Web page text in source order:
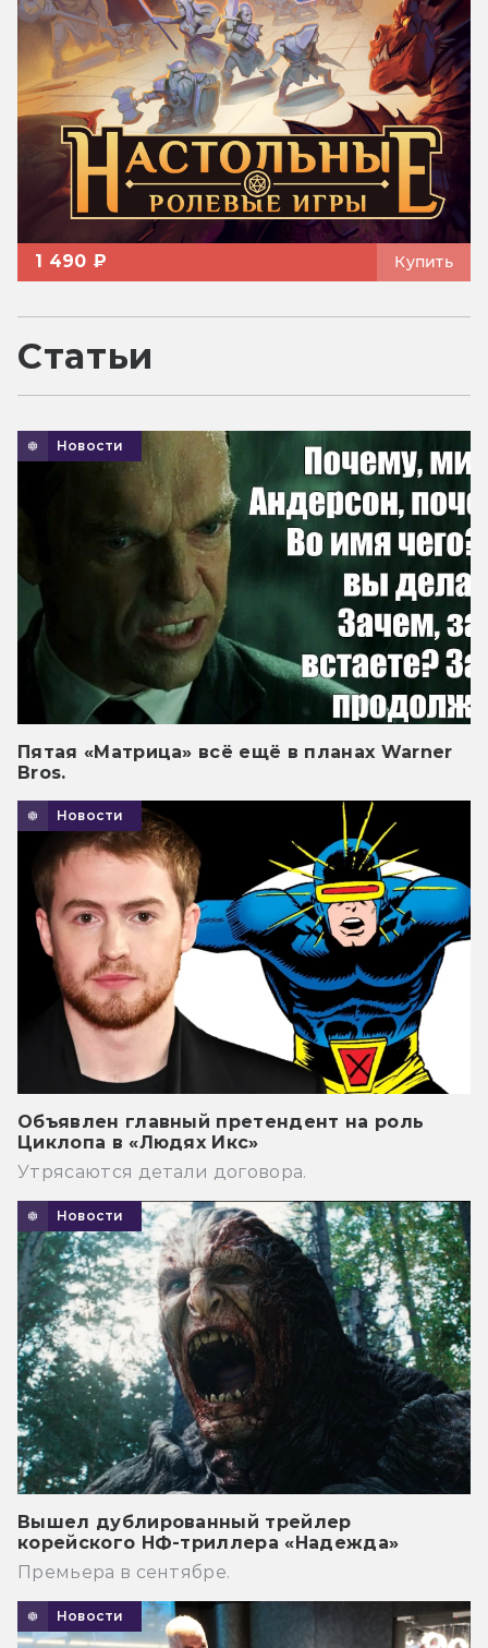
1 490 ₽ Купить
Статьи
Новости
Пятая «Матрица» всё ещё в планах Warner
Bros.
Новости
Объявлен главный претендент на роль
Циклопа в «Людях Икс»
Утрясаются детали договора.
Новости
Вышел дублированный трейлер
корейского НФ-триллера «Надежда»
Премьера в сентябре.
Новости